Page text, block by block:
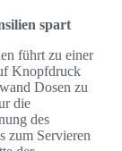
spart
führt zu einer
Knopfdruck
Dosen zu
die
des
zum Servieren